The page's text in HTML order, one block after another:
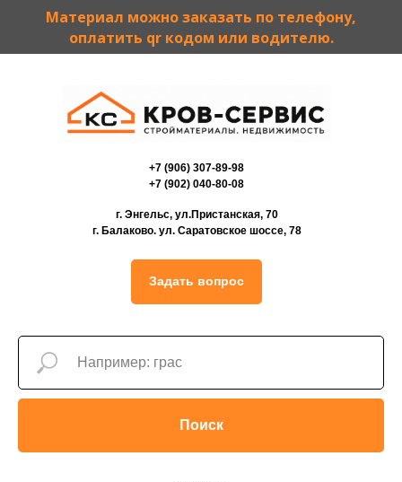
Материал можно заказать по телефону,
оплатить qr кодом или водителю.
+7 (906) 307-89-98
+7 (902) 040-80-08
г. Энгельс, ул.Пристанская, 70
г. Балаково. ул. Саратовское шоссе, 78
Задать вопрос
Поиск